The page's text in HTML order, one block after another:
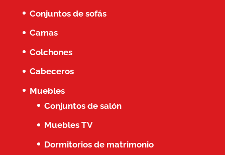
Conjuntos de sofás
Camas
Colchones
Cabeceros
Muebles
Conjuntos de salón
Muebles TV
Dormitorios de matrimonio